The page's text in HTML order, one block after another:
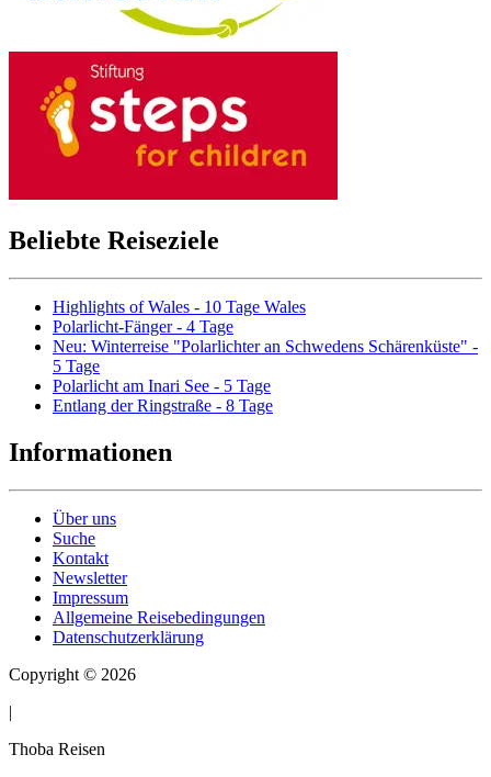
Beliebte Reiseziele
Highlights of Wales - 10 Tage Wales
Polarlicht-Fänger - 4 Tage
Neu: Winterreise "Polarlichter an Schwedens Schärenküste" -
5 Tage
Polarlicht am Inari See - 5 Tage
Entlang der Ringstraße - 8 Tage
Informationen
Über uns
Suche
Kontakt
Newsletter
Impressum
Allgemeine Reisebedingungen
Datenschutzerklärung
Copyright © 2026
|
Thoba Reisen